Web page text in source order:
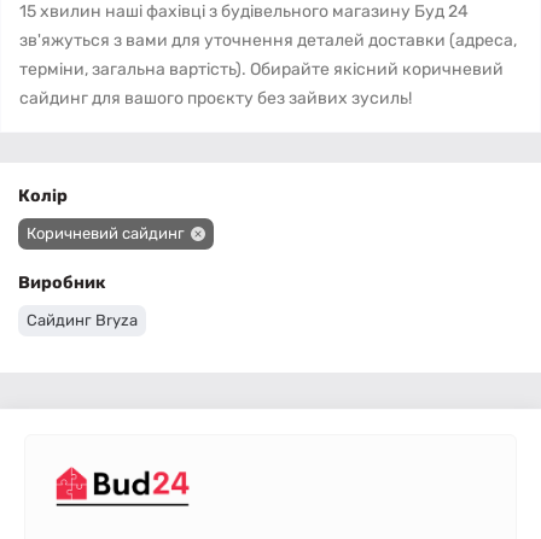
15 хвилин наші фахівці з будівельного магазину Буд 24
зв'яжуться з вами для уточнення деталей доставки (адреса,
терміни, загальна вартість). Обирайте якісний коричневий
сайдинг для вашого проєкту без зайвих зусиль!
Колір
Коричневий сайдинг
Виробник
Сайдинг Bryza